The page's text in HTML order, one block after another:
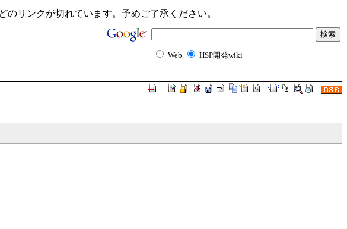
のリンクが切れています。予めご了承ください。
Web HSP開発wiki